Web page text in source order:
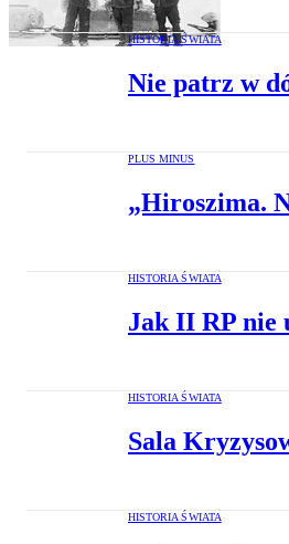
HISTORIA ŚWIATA
Nie patrz w
PLUS MINUS
„Hiroszima.
HISTORIA ŚWIATA
Jak II RP nie
HISTORIA ŚWIATA
Sala
HISTORIA ŚWIATA